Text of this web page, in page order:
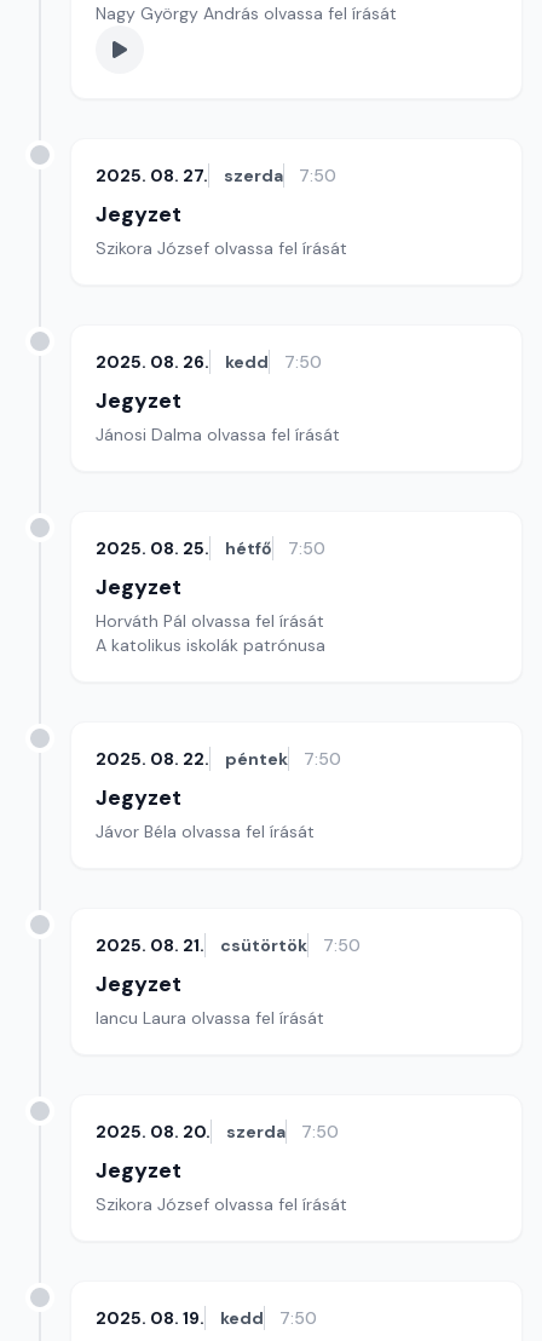
Nagy György András olvassa fel írását
2025. 08. 27. szerda 7:50
Jegyzet
Szikora József olvassa fel írását
2025. 08. 26. kedd 7:50
Jegyzet
Jánosi Dalma olvassa fel írását
2025. 08. 25. hétfő 7:50
Jegyzet
Horváth Pál olvassa fel írását
A katolikus iskolák patrónusa
2025. 08. 22. péntek 7:50
Jegyzet
Jávor Béla olvassa fel írását
2025. 08. 21. csütörtök 7:50
Jegyzet
Iancu Laura olvassa fel írását
2025. 08. 20. szerda 7:50
Jegyzet
Szikora József olvassa fel írását
2025. 08. 19. kedd 7:50